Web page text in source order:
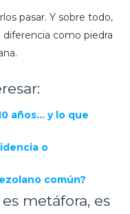
pasar. Y sobre todo,
como piedra
años… y lo que
o
común?
metáfora, es